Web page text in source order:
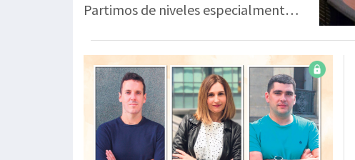
Partimos de niveles especialmente
caso ante una recuperación sólida”.
El informe recoge las respuestas de
207 empresas, que representan a
17.710 personas trabajadoras. Una
de las principales novedades es el